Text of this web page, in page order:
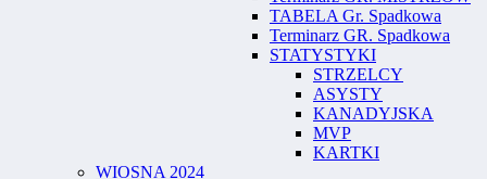
TABELA Gr. Spadkowa
Terminarz GR. Spadkowa
STATYSTYKI
STRZELCY
ASYSTY
KANADYJSKA
MVP
KARTKI
WIOSNA 2024